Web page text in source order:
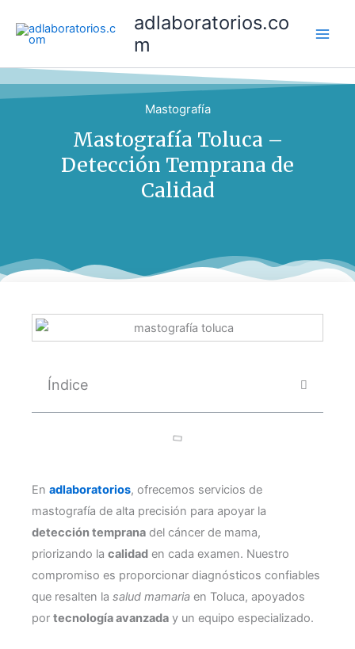
contenido
adlaboratorios.co
m
Mastografía
Mastografía Toluca –
Detección Temprana de
Calidad
Índice
En adlaboratorios, ofrecemos servicios de
mastografía de alta precisión para apoyar la
detección temprana del cáncer de mama,
priorizando la calidad en cada examen. Nuestro
compromiso es proporcionar diagnósticos confiables
que resalten la salud mamaria en Toluca, apoyados
por tecnología avanzada y un equipo especializado.